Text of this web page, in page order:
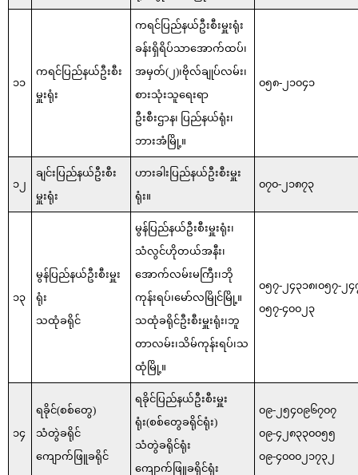
၁၁
ကရင်ပြည်နယ်ဦးစီး
မှူးရုံး
ကရင်ပြည်နယ်ဦးစီးမှူးရုံး
ခန်းရှိရိပ်သာအောက်ထပ်၊
အမှတ်(၂)၊ဗိုလ်ချုပ်လမ်း၊
စားသုံးသူရေးရာ
ဦးစီးဌာန၊ ပြည်နယ်ရုံး၊
ဘားအံမြို့။
၀၅၈-၂၁၀၄၁
၁၂
ချင်းပြည်နယ်ဦးစီး
မှူးရုံး
ဟားခါးပြည်နယ်ဦးစီးမှူး
ရုံး။
၀၇၀-၂၁၈၇၃
၁၃
မွန်ပြည်နယ်ဦးစီးမှူး
ရုံး
သထုံခရိုင်
မွန်ပြည်နယ်ဦးစီးမှူးရုံး၊
သံလွင်ဟိုတယ်အနီး၊
အောက်လမ်းမကြီး၊ဘို
ကုန်းရပ်၊မော်လမြိုင်မြို့။
သထုံခရိုင်ဦးစီးမှူးရုံး၊ဘူ
တာလမ်း၊သိမ်ကုန်းရပ်၊သ
ထုံမြို့။
၀၅၇-၂၄၃၁၈၊၀၅၇-၂၄
၀၅၇-၄၀၀၂၃
၁၄
ရခိုင်(စစ်တွေ)
သံတွဲခရိုင်
ကျောက်ဖြူခရိုင်
ရခိုင်ပြည်နယ်ဦးစီးမှူး
ရုံး(စစ်တွေခရိုင်ရုံး)
သံတွဲခရိုင်ရုံး
ကျောက်ဖြူခရိုင်ရုံး
၀၉-၂၅၄၀၉၆၇၀၇
၀၉-၄၂၈၃၃၀၀၅၅
၀၉-၄၀၀၀၂၁၇၃၂